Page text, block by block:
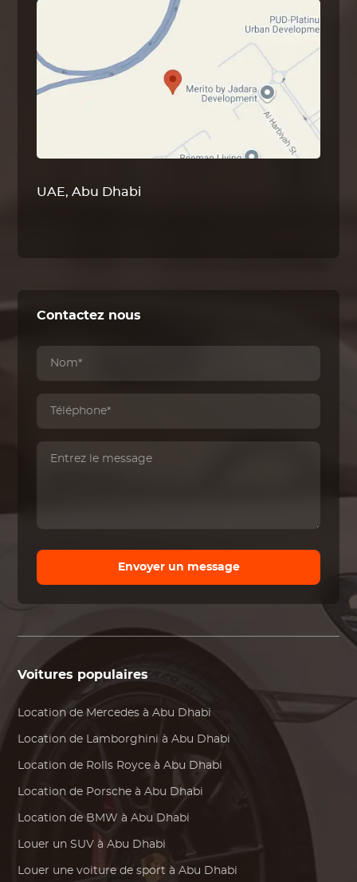
UAE, Abu Dhabi
Contactez nous
Envoyer un message
Voitures populaires
Location de Mercedes à Abu Dhabi
Location de Lamborghini à Abu Dhabi
Location de Rolls Royce à Abu Dhabi
Location de Porsche à Abu Dhabi
Location de BMW à Abu Dhabi
Louer un SUV à Abu Dhabi
Louer une voiture de sport à Abu Dhabi